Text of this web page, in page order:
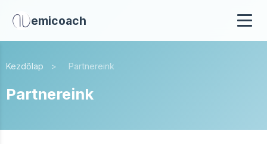
emicoach
Kezdőlap > Partnereink
Partnereink